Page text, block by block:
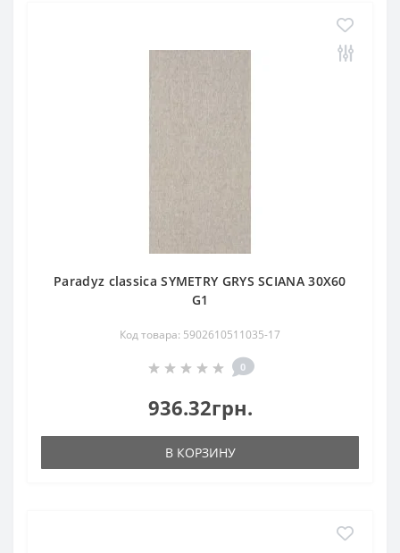
Paradyz classica SYMETRY GRYS SCIANA 30X60
G1
Код товара: 5902610511035-17
0
936.32грн.
В КОРЗИНУ